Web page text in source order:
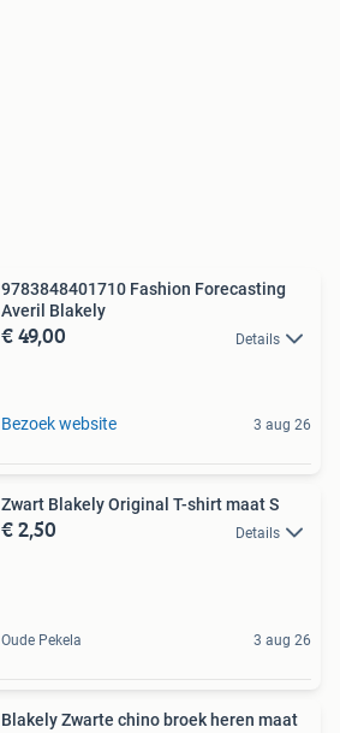
9783848401710 Fashion Forecasting
Averil Blakely
€ 49,00 Details
Bezoek website 3 aug 26
Zwart Blakely Original T-shirt maat S
€ 2,50 Details
Oude Pekela 3 aug 26
Blakely Zwarte chino broek heren maat